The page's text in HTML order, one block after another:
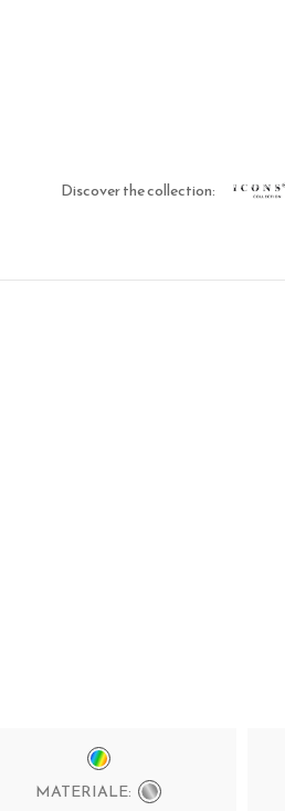
Discover the collection:
MATERIALE: